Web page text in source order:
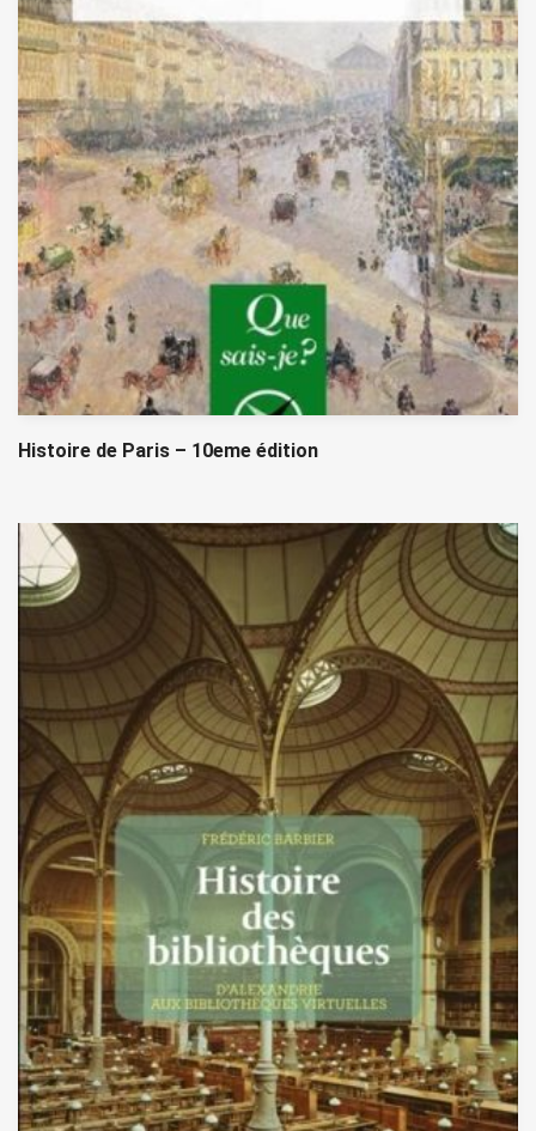
Histoire de Paris – 10eme édition